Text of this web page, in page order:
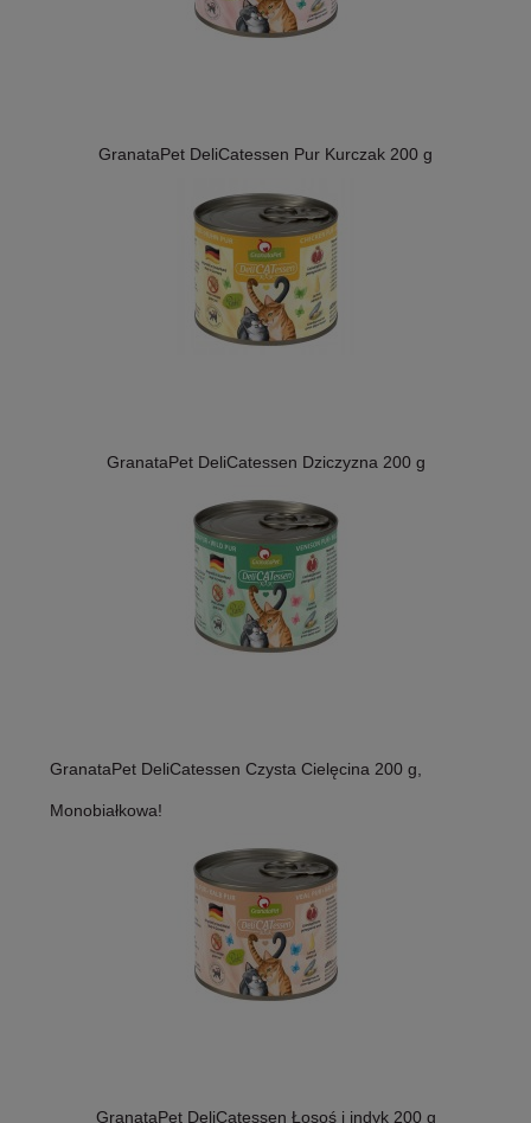
GranataPet DeliCatessen Pur Kurczak 200 g
GranataPet DeliCatessen Dziczyzna 200 g
GranataPet DeliCatessen Czysta Cielęcina 200 g,
Monobiałkowa!
GranataPet DeliCatessen Łosoś i indyk 200 g